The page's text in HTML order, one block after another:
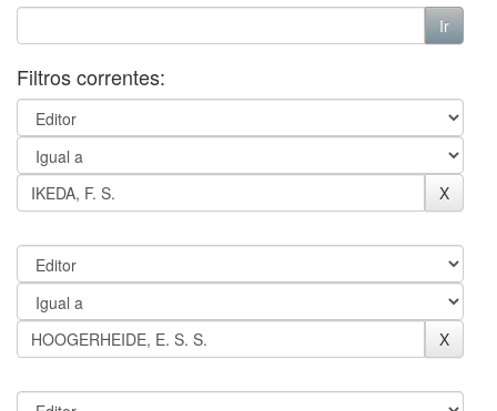
Filtros correntes: